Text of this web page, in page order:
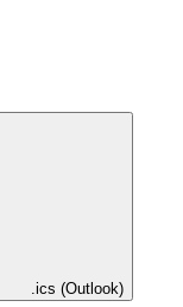
.ics (Outlook)